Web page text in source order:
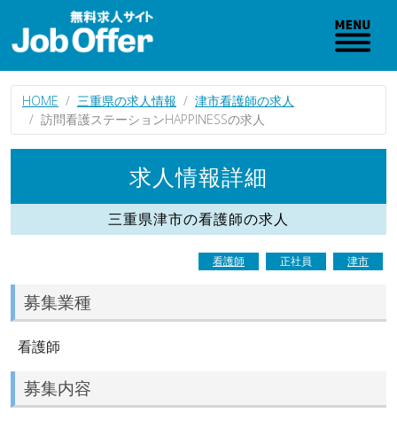
HOME 三重県の求人情報
津市看護師の求人
訪問看護ステーションHAPPINESSの求人
求人情報詳細
三重県津市の看護師の求人
看護師 正社員 津市
募集業種
看護師
募集内容